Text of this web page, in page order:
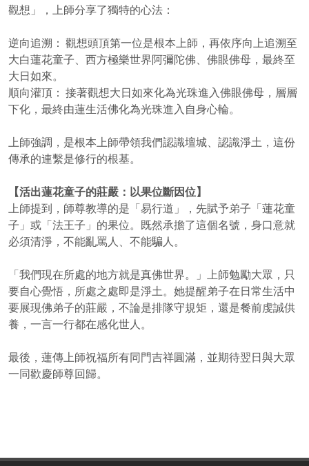
觀想」，上師分享了獨特的心法：
逆向追溯： 觀想頭頂第一位是根本上師，再依序向上追溯至
大白蓮花童子、西方極樂世界阿彌陀佛、佛眼佛母，最終至
大日如來。
順向灌頂： 接著觀想大日如來化為光珠進入佛眼佛母，層層
下化，最終由蓮生活佛化為光珠進入自身心輪。
上師強調，是根本上師帶領我們認識壇城、認識淨土，這份
傳承的連繫是修行的根基。
【活出蓮花童子的莊嚴：以果位斷因位】
上師提到，師尊教導的是「易行道」，先賦予弟子「蓮花童
子」或「法王子」的果位。既然承擔了這個名號，身口意就
必須清淨，不能亂罵人、不能騙人。
「我們現在所處的地方就是真佛世界。」上師勉勵大眾，只
要自心覺悟，所處之處即是淨土。她提醒弟子在日常生活中
要展現佛弟子的莊嚴，不論是排隊守規矩，還是餐前虔誠供
養，一言一行都在感化世人。
最後，蓮傳上師祝福所有同門吉祥圓滿，並期待翌日與大眾
一同歡慶師尊回歸。